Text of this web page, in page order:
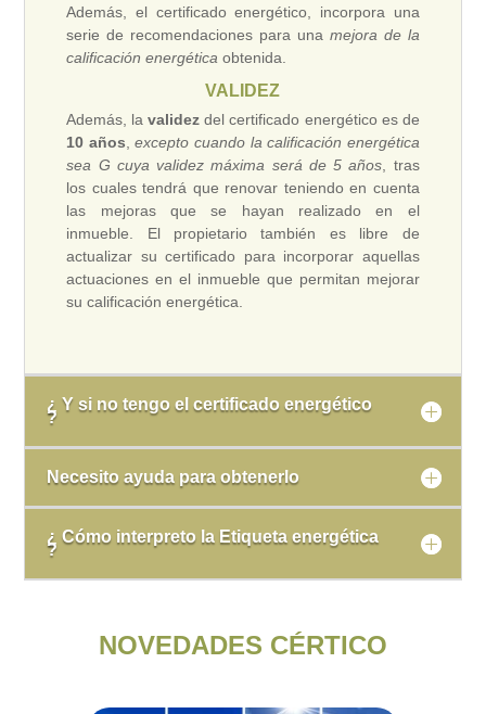
Además, el certificado energético, incorpora una
serie de recomendaciones para una mejora de la
calificación energética obtenida.
VALIDEZ
Además, lavalidez del certificado energético es de
10 años ,excepto cuando la calificación energética
sea G cuya validez máxima será de 5 años , tras
los cuales tendrá que renovar teniendo en cuenta
las mejoras que se hayan realizado en el
inmueble. El propietario también es libre de
actualizar su certificado para incorporar aquellas
actuaciones en el inmueble que permitan mejorar
su calificación energética.
¿ Y si no tengo el certificado energético
?
Necesito ayuda para obtenerlo
¿ Cómo interpreto la Etiqueta energética
?
NOVEDADES CÉRTICO